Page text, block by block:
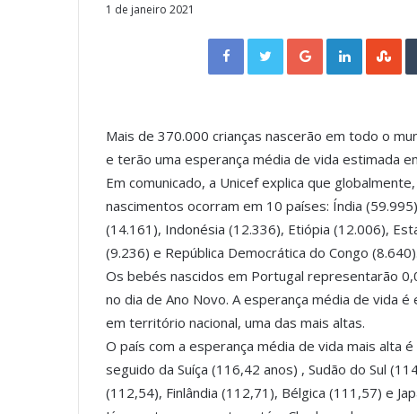
1 de janeiro 2021
Facebook Twitter Google+ LinkedIn StumbleUpon
Mais de 370.000 crianças nascerão em todo o
e terão uma esperança média de vida estimada
Em comunicado, a Unicef explica que
nascimentos ocorram em 10 países: Índia
(14.161), Indonésia (12.336), Etiópia (12.006),
(9.236) e República Democrática do Congo (8.640).
Os bebés nascidos em Portugal representarão
no dia de Ano Novo. A esperança média de vida
em território nacional, uma das mais altas.
O país com a esperança média de vida mais alta
seguido da Suíça (116,42 anos) , Sudão do Sul
(112,54), Finlândia (112,71), Bélgica (111,57) e